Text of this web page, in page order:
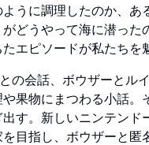
ように調理したのか、あ
がどうやって海に潜った
エピソードが私たちを
の会話、ボウザーとル
や果物にまつわる小話。
す。新しいニンテンド
目指し、ボウザーと匿